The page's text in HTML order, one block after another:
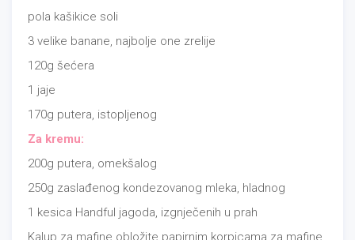
pola kašikice soli
3 velike banane, najbolje one zrelije
120g šećera
1 jaje
170g putera, istopljenog
Za kremu:
200g putera, omekšalog
250g zaslađenog kondezovanog mleka, hladnog
1 kesica Handful jagoda, izgnječenih u prah
Kalup za mafine obložite papirnim korpicama za mafine.